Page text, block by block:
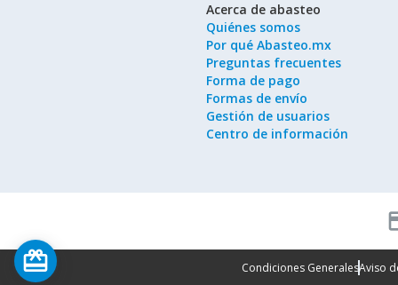
Acerca de abasteo
Quiénes somos
Por qué Abasteo.mx
Preguntas frecuentes
Forma de pago
Formas de envío
Gestión de usuarios
Centro de información
Condiciones GeneralesAviso
card_giftcard